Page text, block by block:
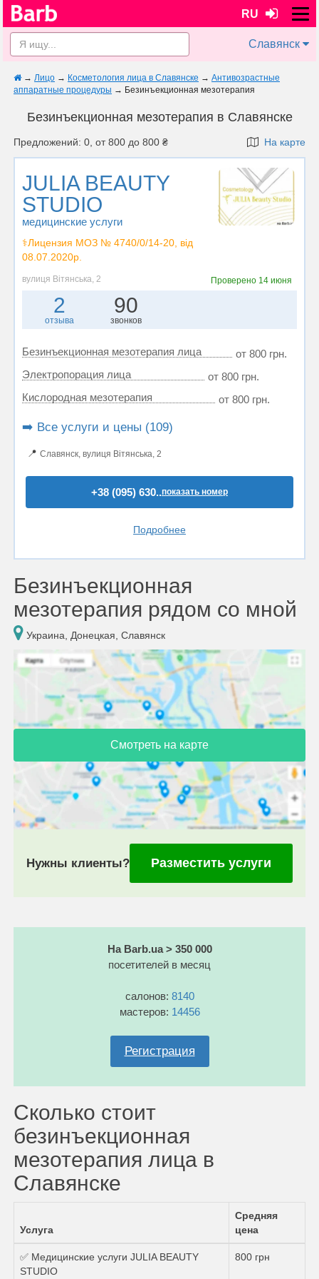
RU
Славянск
→ Лицо → Косметология лица в Славянске → Антивозрастные
аппаратные процедуры → Безинъекционная мезотерапия
Безинъекционная мезотерапия в Славянске
Предложений: 0, от 800 до 800 ₴ На карте
JULIA BEAUTY
STUDIO
медицинские услуги
⚕️Лицензия МОЗ № 4740/0/14-20, від
08.07.2020р.
вулиця Вітянська, 2 Проверено 14 июня
2
отзыва
90
звонков
Безинъекционная мезотерапия лица
от 800 грн.
Электропорация лица
от 800 грн.
Кислородная мезотерапия
от 800 грн.
➡️ Все услуги и цены (109)
📍 Славянск, вулиця Вітянська, 2
+38 (095) 630..показать номер
Подробнее
Безинъекционная
мезотерапия рядом со мной
Украина, Донецкая, Славянск
Смотреть на карте
Нужны клиенты? Разместить услуги
На Barb.ua > 350 000
посетителей в месяц
салонов: 8140
мастеров: 14456
Регистрация
Сколько стоит
безинъекционная
мезотерапия лица в
Славянске
Услуга
Средняя
цена
✅ Медицинские услуги JULIA BEAUTY
STUDIO
800 грн